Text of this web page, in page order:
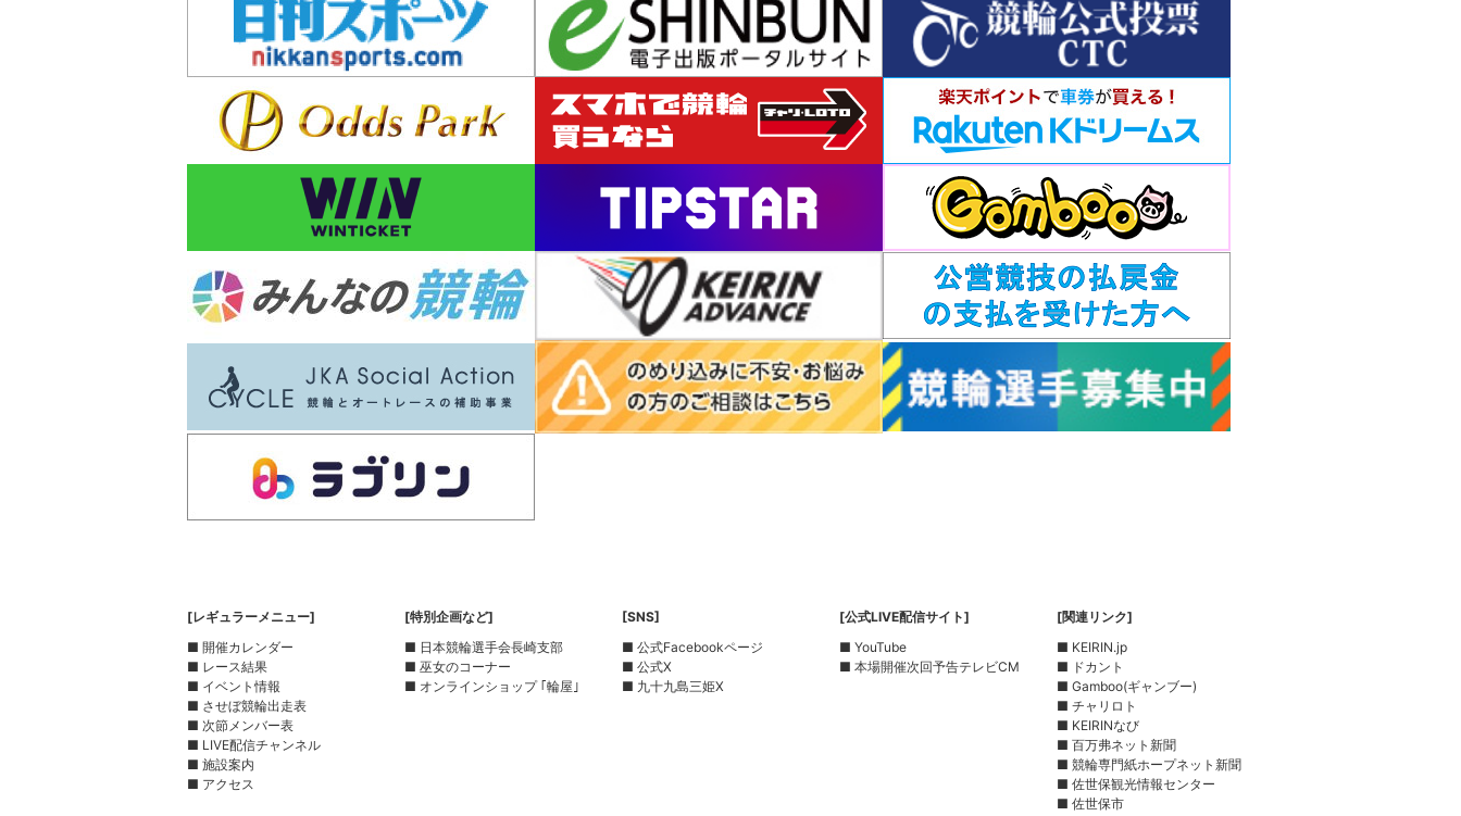
[レギュラーメニュー]
■ 開催カレンダー
■ レース結果
■ イベント情報
■ させぼ競輪出走表
■ 次節メンバー表
■ LIVE配信チャンネル
■ 施設案内
■ アクセス
[特別企画など]
■ 日本競輪選手会長崎支部
■ 巫女のコーナー
■ オンラインショップ ｢輪屋｣
[SNS]
■ 公式Facebookページ
■ 公式X
■ 九十九島三姫X
[公式LIVE配信サイト]
■ YouTube
■ 本場開催次回予告テレビCM
[関連リンク]
■ KEIRIN.jp
■ ドカント
■ Gamboo(ギャンブー)
■ チャリロト
■ KEIRINなび
■ 百万弗ネット新聞
■ 競輪専門紙ホープネット新聞
■ 佐世保観光情報センター
■ 佐世保市